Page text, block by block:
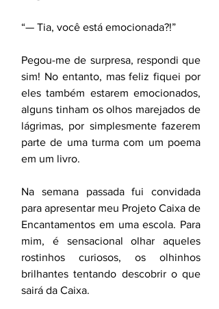
“— Tia, você está emocionada?!”
Pegou-me de surpresa, respondi que
sim! No entanto, mas feliz fiquei por
eles também estarem emocionados,
alguns tinham os olhos marejados de
lágrimas, por simplesmente fazerem
parte de uma turma com um poema
em um livro.
Na semana passada fui convidada
para apresentar meu Projeto Caixa de
Encantamentos em uma escola. Para
mim, é sensacional olhar aqueles
rostinhos curiosos, os olhinhos
brilhantes tentando descobrir o que
sairá da Caixa.